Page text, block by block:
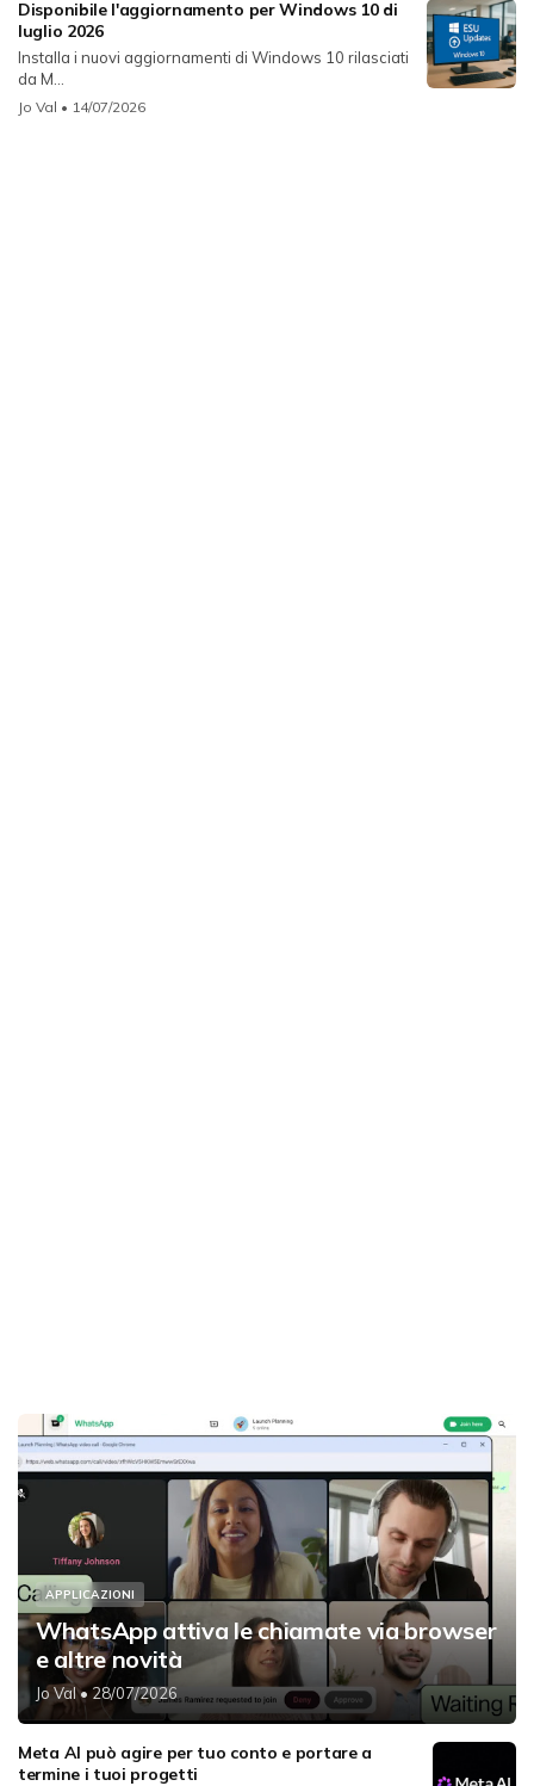
Disponibile l'aggiornamento per Windows 10 di
luglio 2026
Installa i nuovi aggiornamenti di Windows 10 rilasciati
da M...
Jo Val • 14/07/2026
APPLICAZIONI
WhatsApp attiva le chiamate via browser
e altre novità
Jo Val• 28/07/2026
Meta AI può agire per tuo conto e portare a
termine i tuoi progetti